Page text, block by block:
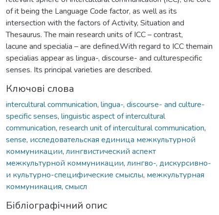
of it being the Language Code factor, as well as its
intersection with the factors of Activity, Situation and
Thesaurus. The main research units of ICC – contrast,
lacune and specialia – are defined.With regard to ICC themain
specialias appear as lingua-, discourse- and culturespecific
senses. Its principal varieties are described.
Ключові слова
intercultural communication, lingua-, discourse- and culture-
specific senses, linguistic aspect of intercultural
communication, research unit of intercultural communication,
sense, исследовательская единица межкультурной
коммуникации, лингвистический аспект
межкультурной коммуникации, лингво-, дискурсивно-
и культурно-специфические смыслы, межкультурная
коммуникация, смысл
Бібліографічний опис